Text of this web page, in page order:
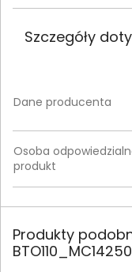
Szczegóły
Dane producenta
Osoba
produkt
Produkty